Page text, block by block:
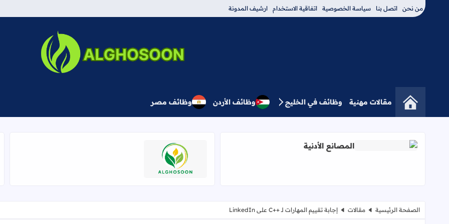
من نحن اتصل بنا سياسة الخصوصية اتفاقية الاستخدام ارشيف المدونة
بوابة الغصون المهنية
مقالات مهنية وظائف في الخليج وظائف الأردن وظائف مصر
اقرأ المزيد عن المصانع الأدنية
المصانع الأدنية
اقرأ المزيد عن
الصفحة الرئيسية مقالات إجابة تقييم المهارات لـ ++C على LinkedIn